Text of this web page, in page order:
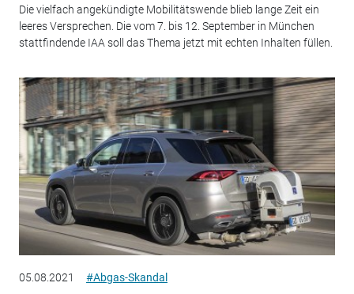
Die vielfach angekündigte Mobilitätswende blieb lange Zeit ein
leeres Versprechen. Die vom 7. bis 12. September in München
stattfindende IAA soll das Thema jetzt mit echten Inhalten füllen.
05.08.2021 #Abgas-Skandal